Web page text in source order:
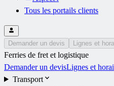
Tous les portails clients
Demander un devis Lignes et
Ferries de fret et logistique
Demander un devisLignes et
Transport